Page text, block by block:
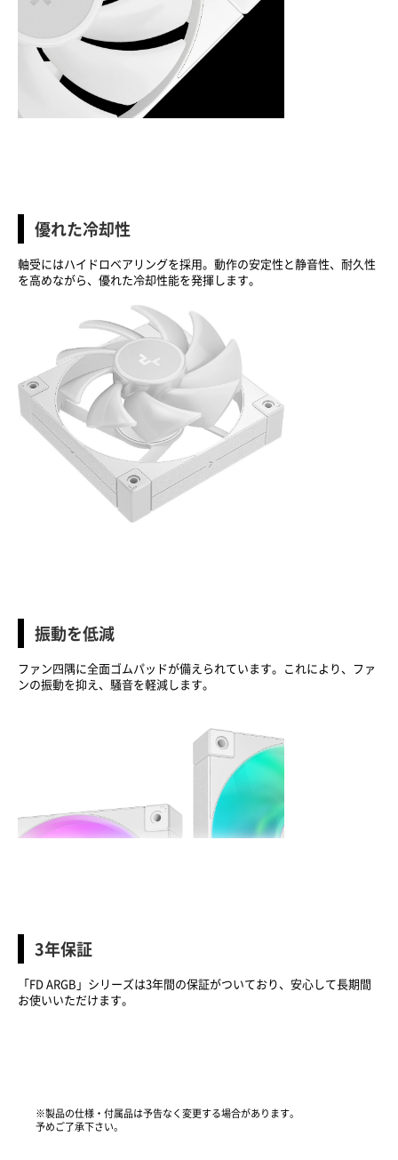
優れた冷却性
軸受にはハイドロベアリングを採用。動作の安定性と静音性、耐久性
を高めながら、優れた冷却性能を発揮します。
振動を低減
ファン四隅に全面ゴムパッドが備えられています。これにより、ファ
ンの振動を抑え、騒音を軽減します。
3年保証
「FD ARGB」シリーズは3年間の保証がついており、安心して長期間
お使いいただけます。
※製品の仕様・付属品は予告なく変更する場合があります。
予めご了承下さい。